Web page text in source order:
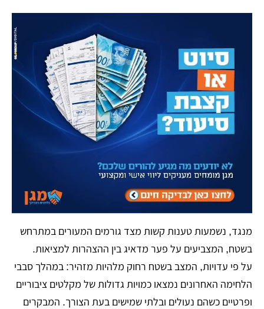
מנגד, נשמעות טענות קשות מצד גורמים המעורים במתרחש
בשטח, המצביעים על פער מדאיג בין ההצהרות למציאות.
על פי עדויות, המצב בשטח רחוק מלהיות מזהיר: במהלך סבבי
הלחימה האחרונים נמצאו כמויות גדולות של מקלטים ציבוריים
ופרטיים כשהם נעולים ובלתי שמישים בעת הצורך. המבקרים